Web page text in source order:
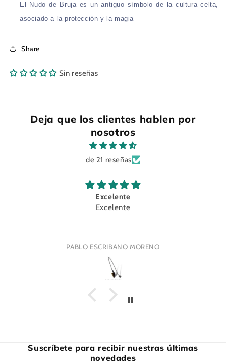
El Nudo de Bruja es un antiguo símbolo de la cultura celta,
asociado a la protección y la magia
Share
Sin reseñas
Deja que los clientes hablen por
nosotros
de 21 reseñas
Excelente
Excelente
PABLO ESCRIBANO MORENO
Suscríbete para recibir nuestras últimas
novedades